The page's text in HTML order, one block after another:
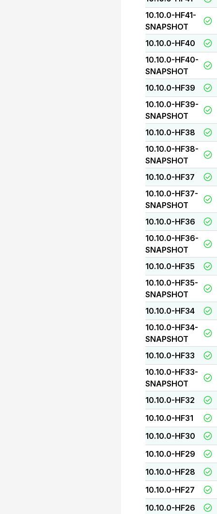
10.10.0-HF41-
SNAPSHOT
10.10.0-HF40
10.10.0-HF40-
SNAPSHOT
10.10.0-HF39
10.10.0-HF39-
SNAPSHOT
10.10.0-HF38
10.10.0-HF38-
SNAPSHOT
10.10.0-HF37
10.10.0-HF37-
SNAPSHOT
10.10.0-HF36
10.10.0-HF36-
SNAPSHOT
10.10.0-HF35
10.10.0-HF35-
SNAPSHOT
10.10.0-HF34
10.10.0-HF34-
SNAPSHOT
10.10.0-HF33
10.10.0-HF33-
SNAPSHOT
10.10.0-HF32
10.10.0-HF31
10.10.0-HF30
10.10.0-HF29
10.10.0-HF28
10.10.0-HF27
10.10.0-HF26